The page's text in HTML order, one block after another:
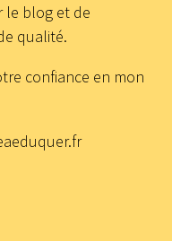
le blog et de
qualité.
confiance en mon